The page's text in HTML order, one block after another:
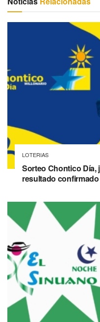
LOTERIAS
Sorteo Chontico Día,
resultado